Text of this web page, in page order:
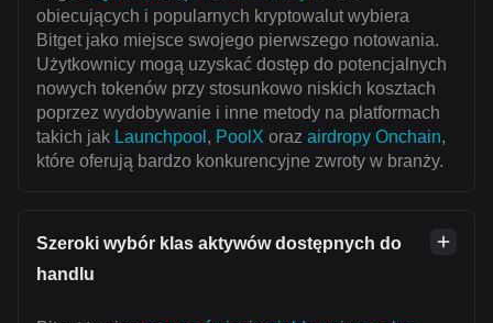
obiecujących i popularnych kryptowalut wybiera
Bitget jako miejsce swojego pierwszego notowania.
Użytkownicy mogą uzyskać dostęp do potencjalnych
nowych tokenów przy stosunkowo niskich kosztach
poprzez wydobywanie i inne metody na platformach
takich jak Launchpool , PoolX oraz airdropy Onchain,
które oferują bardzo konkurencyjne zwroty w branży.
Szeroki wybór klas aktywów dostępnych do
handlu